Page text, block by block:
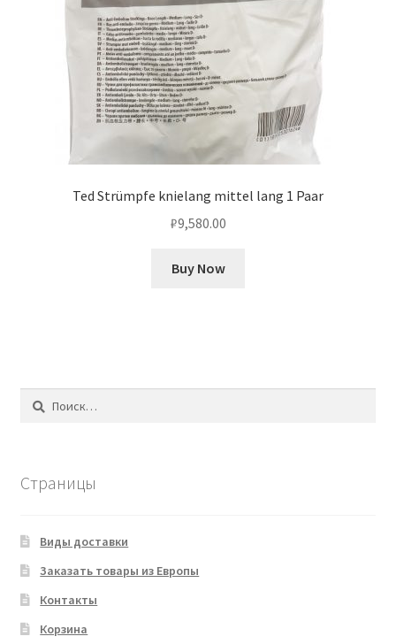
Ted Strümpfe knielang mittel lang 1 Paar
₽9,580.00
Buy Now
Найти:
Страницы
Виды доставки
Заказать товары из Европы
Контакты
Корзина